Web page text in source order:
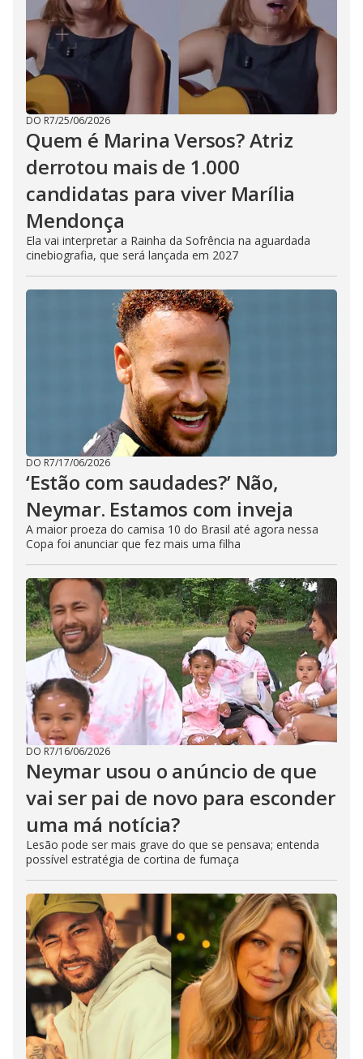
DO R7/25/06/2026
Quem é Marina Versos? Atriz
derrotou mais de 1.000
candidatas para viver Marília
Mendonça
Ela vai interpretar a Rainha da Sofrência na aguardada
cinebiografia, que será lançada em 2027
DO R7/17/06/2026
‘Estão com saudades?’ Não,
Neymar. Estamos com inveja
A maior proeza do camisa 10 do Brasil até agora nessa
Copa foi anunciar que fez mais uma filha
DO R7/16/06/2026
Neymar usou o anúncio de que
vai ser pai de novo para esconder
uma má notícia?
Lesão pode ser mais grave do que se pensava; entenda
possível estratégia de cortina de fumaça